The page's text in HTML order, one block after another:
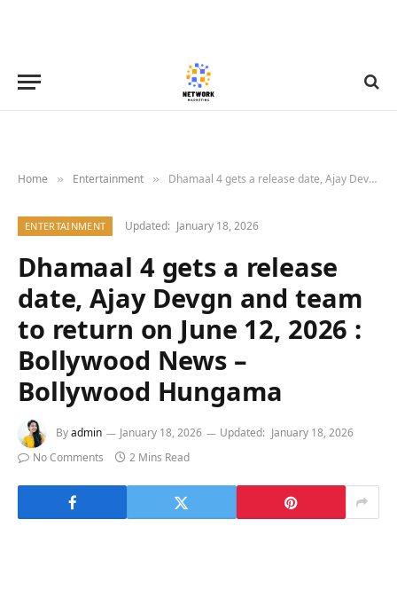
Home » Entertainment » Dhamaal 4 gets a release date, Ajay Devgn and team to return on June 12, 2026 : Bollywood News – Bollywood Hungama
ENTERTAINMENT Updated: January 18, 2026
Dhamaal 4 gets a release
date, Ajay Devgn and team
to return on June 12, 2026 :
Bollywood News –
Bollywood Hungama
Byadmin January 18, 2026 Updated: January 18, 2026
No Comments
2 Mins Read